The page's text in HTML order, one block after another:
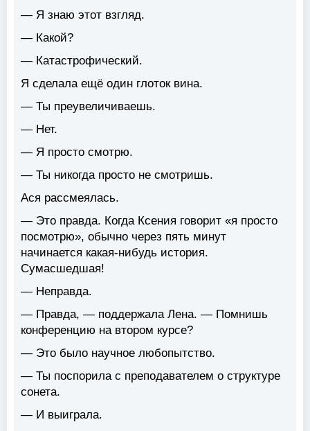
— Я знаю этот взгляд.
— Какой?
— Катастрофический.
Я сделала ещё один глоток вина.
— Ты преувеличиваешь.
— Нет.
— Я просто смотрю.
— Ты никогда просто не смотришь.
Ася рассмеялась.
— Это правда. Когда Ксения говорит «я просто
посмотрю», обычно через пять минут
начинается какая-нибудь история.
Сумасшедшая!
— Неправда.
— Правда, — поддержала Лена. — Помнишь
конференцию на втором курсе?
— Это было научное любопытство.
— Ты поспорила с преподавателем о структуре
сонета.
— И выиграла.